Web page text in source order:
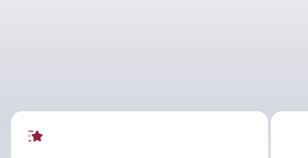
ВЫБИРАЮТ НАС ДЛЯ
ПРОДВИЖЕНИЯ В